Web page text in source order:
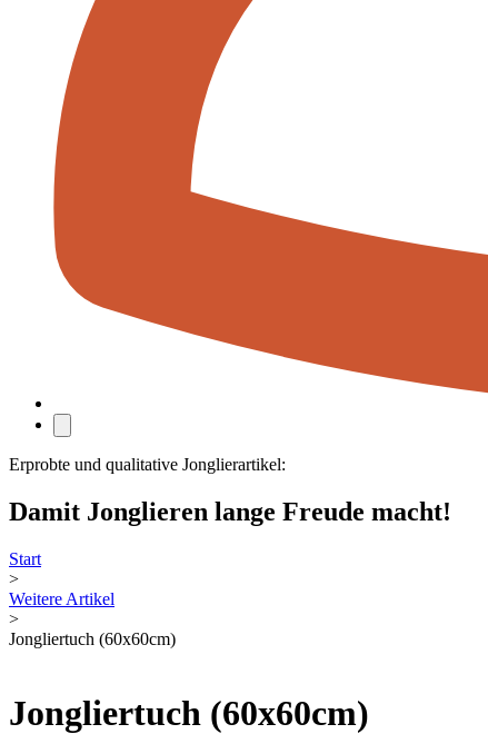
Erprobte und qualitative Jonglierartikel:
Damit Jonglieren lange Freude macht!
Start
>
Weitere Artikel
>
Jongliertuch (60x60cm)
Jongliertuch (60x60cm)